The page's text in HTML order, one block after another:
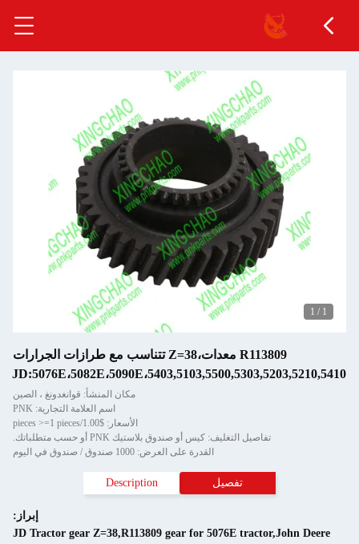
1
/
1
R113809 معدات،Z=38 تتناسب مع طرازات الجرارات
JD:5076E،5082E،5090E،5403,5103,5500,5303,5203,5210,5410
مكان المنشأ: قوانغدونغ ، الصين
اسم العلامة التجارية: PNK
الأسعار: $1.00/pieces >=1 pieces
تفاصيل التغليف: كيس أو صندوق بلاستيك PNK أو حسب متطلباتك.
القدرة على العرض: 1000 صندوق / صندوق في اليوم
تفصيل Description
إبراز:
JD Tractor gear Z=38,R113809 gear for 5076E tractor,John Deere